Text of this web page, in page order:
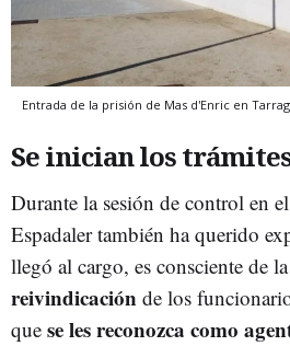
Entrada de la prisión de Mas d'Enric en
Se inician los
Durante la sesión de control en
Espadaler también ha querido
llegó al cargo, es consciente de la
reivindicación de los
que se les reconozca como